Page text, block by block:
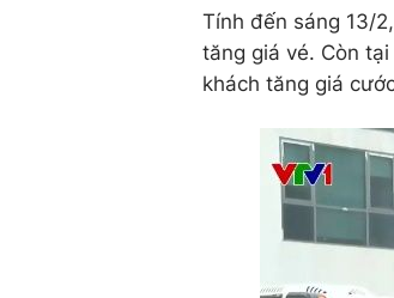
Tính đến sáng 13/
tăng giá vé. Còn
khách tăng giá